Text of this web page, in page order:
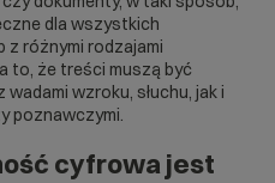
dla wszystkich
z różnymi rodzajami
to, że treści muszą być
wzroku, słuchu, jak i
poznawczymi.
cyfrowa jest